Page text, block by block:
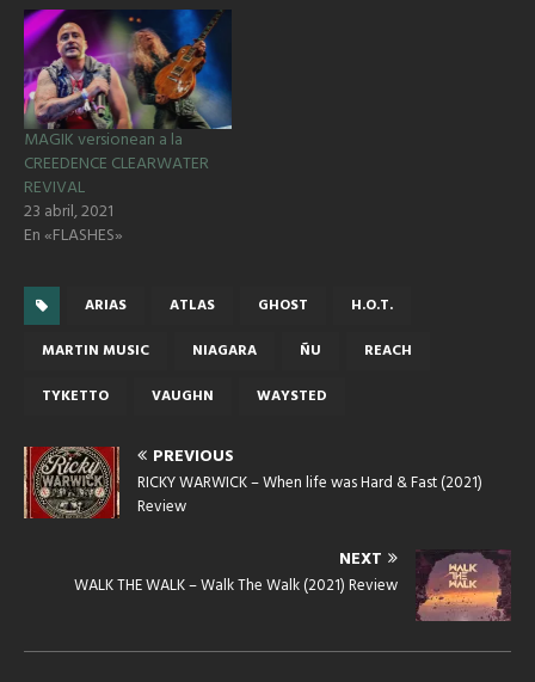
MAGIK versionean a la
CREEDENCE CLEARWATER
REVIVAL
23 abril, 2021
En «FLASHES»
ARIAS ATLAS GHOST
H.O.T.
MARTIN MUSIC
NIAGARA ÑU
REACH
TYKETTO
VAUGHN WAYSTED
PREVIOUS
RICKY WARWICK – When life was Hard & Fast (2021)
Review
NEXT
WALK THE WALK – Walk The Walk (2021) Review